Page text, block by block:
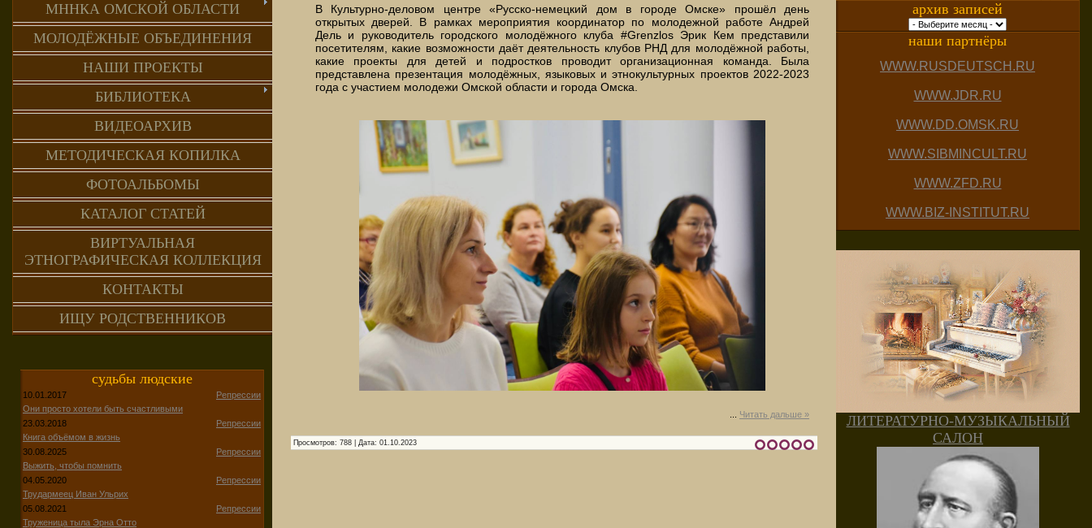
МННКА ОМСКОЙ ОБЛАСТИ
МОЛОДЁЖНЫЕ ОБЪЕДИНЕНИЯ
НАШИ ПРОЕКТЫ
БИБЛИОТЕКА
ВИДЕОАРХИВ
МЕТОДИЧЕСКАЯ КОПИЛКА
ФОТОАЛЬБОМЫ
КАТАЛОГ СТАТЕЙ
ВИРТУАЛЬНАЯ
ЭТНОГРАФИЧЕСКАЯ КОЛЛЕКЦИЯ
КОНТАКТЫ
ИЩУ РОДСТВЕННИКОВ
судьбы людские
10.01.2017
Репрессии
Они просто хотели быть счастливыми
23.03.2018
Репрессии
Книга объёмом в жизнь
30.08.2025
Репрессии
Выжить, чтобы помнить
04.05.2020
Репрессии
Трудармеец Иван Ульрих
05.08.2021
Репрессии
Труженица тыла Эрна Отто
В Культурно-деловом центре «Русско-немецкий дом в городе Омске» прошёл день
открытых дверей. В рамках мероприятия координатор по молодежной работе Андрей
Дель и руководитель городского молодёжного клуба #GrenzlosЭрик Кем представили
посетителям, какие возможности даёт деятельность клубов РНД для молодёжной работы,
какие проекты для детей и подростков проводит организационная команда. Была
представлена презентация молодёжных, языковых и этнокультурных проектов 2022-2023
года с участием молодежи Омской области и города Омска.
Читать дальше »
Просмотров: 788 Дата: 01.10.2023
архив записей
наши партнёры
WWW.RUSDEUTSCH.RU
WWW.JDR.RU
WWW.DD.OMSK.RU
WWW.SIBMINCULT.RU
WWW.ZFD.RU
WWW.BIZ-INSTITUT.RU
ЛИТЕРАТУРНО-МУЗЫКАЛЬНЫЙ
САЛОН